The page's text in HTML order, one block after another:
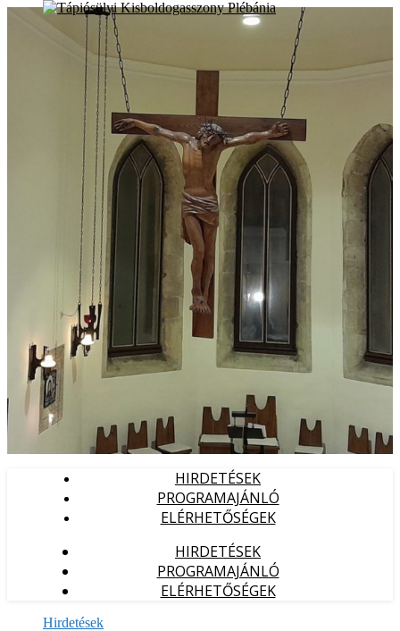
HIRDETÉSEK
PROGRAMAJÁNLÓ
ELÉRHETŐSÉGEK
HIRDETÉSEK
PROGRAMAJÁNLÓ
ELÉRHETŐSÉGEK
Hirdetések